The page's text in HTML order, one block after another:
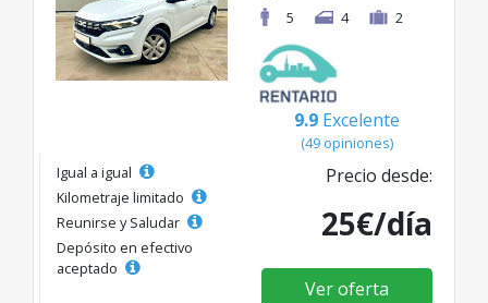
5
4 2
9.9 Excelente
(49 opiniones)
Igual a igual
Kilometraje limitado
Reunirse y Saludar
Depósito en efectivo
aceptado
Precio desde:
25€/día
Ver oferta